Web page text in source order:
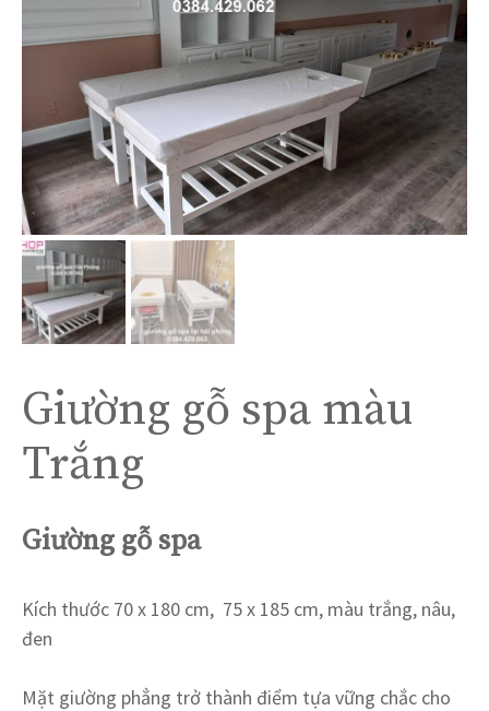
Giường gỗ spa màu
Trắng
Giường gỗ spa
Kích thước 70 x 180 cm, 75 x 185 cm, màu trắng, nâu,
đen
Mặt giường phẳng trở thành điểm tựa vững chắc cho